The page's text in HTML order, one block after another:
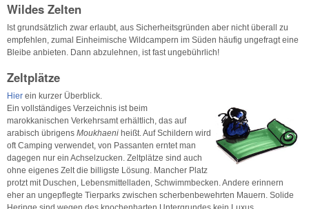
Wildes Zelten
Ist grundsätzlich zwar erlaubt, aus Sicherheitsgründen aber nicht überall zu
empfehlen, zumal Einheimische Wildcampern im Süden häufig ungefragt eine
Bleibe anbieten. Dann abzulehnen, ist fast ungebührlich!
Zeltplätze
Hier ein kurzer Überblick.
Ein vollständiges Verzeichnis ist beim
marokkanischen Verkehrsamt erhältlich, das auf
arabisch übrigens Moukhaeni heißt. Auf Schildern wird
oft Camping verwendet, von Passanten erntet man
dagegen nur ein Achselzucken. Zeltplätze sind auch
ohne eigenes Zelt die billigste Lösung. Mancher Platz
protzt mit Duschen, Lebensmittelladen, Schwimmbecken. Andere erinnern
eher an ungepflegte Tierparks zwischen scherbenbewehrten Mauern. Solide